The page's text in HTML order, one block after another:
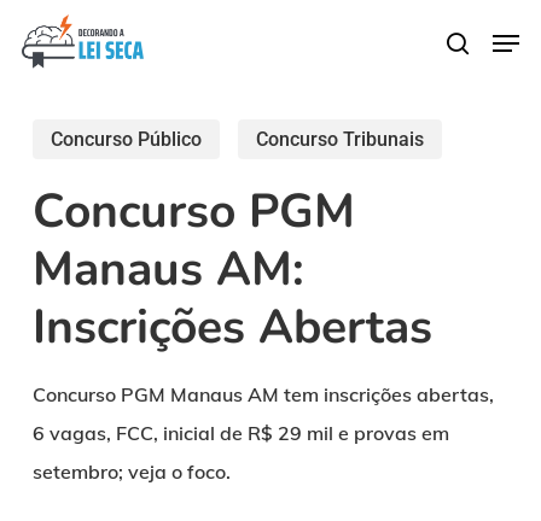
content
search
Concurso Público Concurso Tribunais
Concurso PGM
Manaus AM:
Inscrições Abertas
Concurso PGM Manaus AM tem inscrições abertas,
6 vagas, FCC, inicial de R$ 29 mil e provas em
setembro; veja o foco.